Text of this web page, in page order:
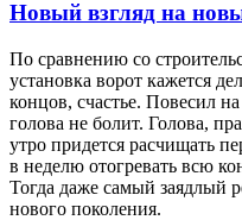
Новый взгляд на
По сравнению со
установка ворот кажется
концов, счастье. Повесил
голова не болит. Голова,
утро придется расчищать
в неделю отогревать всю
Тогда даже самый заядлый
нового поколения.